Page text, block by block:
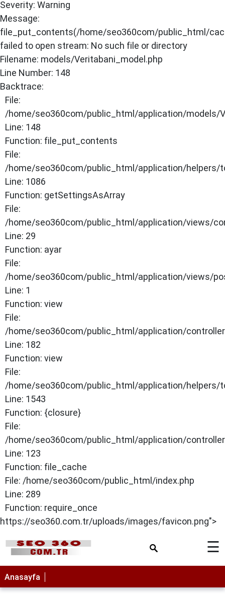
Severity: Warning
Message:
file_put_contents(/home/seo360com/public_html/
failed to open stream: No such file or directory
Filename: models/Veritabani_model.php
Line Number: 148
Backtrace:
File:
/home/seo360com/public_html/application/models/
Line: 148
Function: file_put_contents
File:
/home/seo360com/public_html/application/helpers/
Line: 1086
Function: getSettingsAsArray
File:
/home/seo360com/public_html/application/views/
Line: 29
Function: ayar
File:
/home/seo360com/public_html/application/views/
Line: 1
Function: view
File:
/home/seo360com/public_html/application/
Line: 182
Function: view
File:
/home/seo360com/public_html/application/helpers/
Line: 1543
Function: {closure}
File:
/home/seo360com/public_html/application/
Line: 123
Function: file_cache
File: /home/seo360com/public_html/index.php
Line: 289
Function: require_once
https://seo360.com.tr/uploads/images/favicon.png">
ANASAYFA
☰
Anasayfa